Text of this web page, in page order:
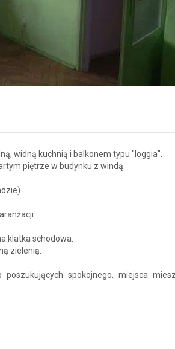
widną kuchnią i balkonem typu "loggia".
piętrze w budynku z windą.
klatka schodowa.
zielenią.
spokojnego, miejsca